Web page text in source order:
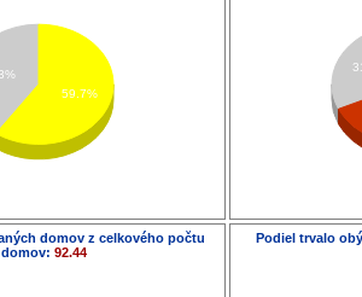
59.7%
domov z celkového počtu
domov: 92.44
Podiel trvalo